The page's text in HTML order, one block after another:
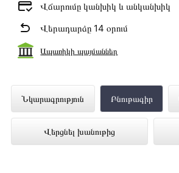
Վճարումը կանխիկ և անկանխիկ
Վերադարձը 14 օրում
Ապառիկի պայմաններ
Նկարագրություն Բնութագիր
Վերցնել խանութից
Հեռուստացույց TCL 85C7L
է Technomix առցանց
լավագույն գնով 1 180 000